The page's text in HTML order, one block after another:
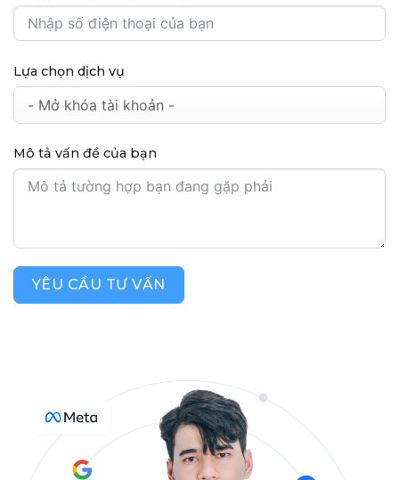
Lựa chọn dịch vụ
Mô tả vấn đề của bạn
YÊU CẦU TƯ VẤN